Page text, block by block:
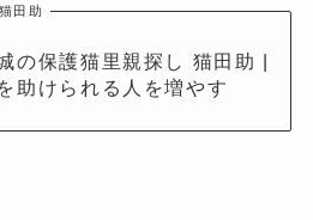
田助
の保護猫里親探し 猫田助 |
助けられる人を増やす